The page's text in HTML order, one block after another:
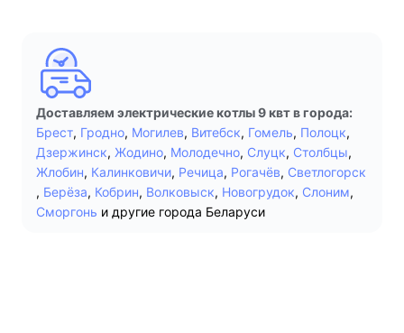
Доставляем электрические котлы 9 квт в города:
Брест, Гродно, Могилев, Витебск, Гомель, Полоцк,
Дзержинск, Жодино, Молодечно, Слуцк, Столбцы,
Жлобин, Калинковичи, Речица, Рогачёв, Светлогорск
, Берёза, Кобрин, Волковыск, Новогрудок, Слоним,
Сморгонь и другие города Беларуси